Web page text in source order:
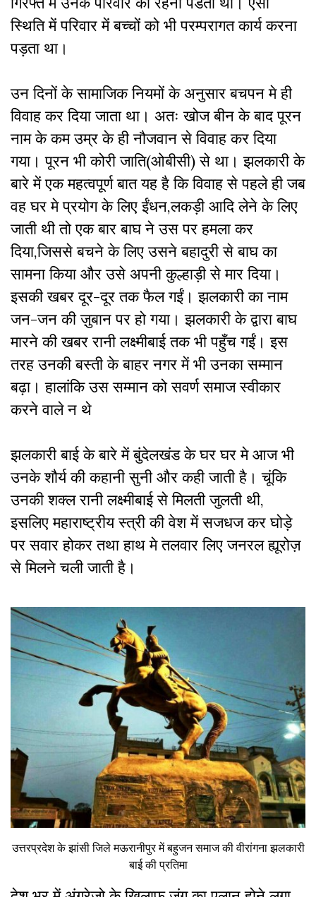
स्थिति में परिवार में बच्चों को भी परम्परागत कार्य करना
पड़ता था।
उन दिनों के सामाजिक नियमों के अनुसार बचपन मे ही
विवाह कर दिया जाता था। अतः खोज बीन के बाद पूरन
नाम के कम उम्र के ही नौजवान से विवाह कर दिया
गया। पूरन भी कोरी जाति(ओबीसी) से था। झलकारी के
बारे में एक महत्वपूर्ण बात यह है कि विवाह से पहले ही जब
वह घर मे प्रयोग के लिए ईंधन,लकड़ी आदि लेने के लिए
जाती थी तो एक बार बाघ ने उस पर हमला कर
दिया,जिससे बचने के लिए उसने बहादुरी से बाघ का
सामना किया और उसे अपनी कुल्हाड़ी से मार दिया।
इसकी खबर दूर-दूर तक फैल गईं। झलकारी का नाम
जन-जन की ज़ुबान पर हो गया। झलकारी के द्वारा बाघ
मारने की खबर रानी लक्ष्मीबाई तक भी पहुँच गईं। इस
तरह उनकी बस्ती के बाहर नगर में भी उनका सम्मान
बढ़ा। हालांकि उस सम्मान को सवर्ण समाज स्वीकार
करने वाले न थे
झलकारी बाई के बारे में बुंदेलखंड के घर घर मे आज भी
उनके शौर्य की कहानी सुनी और कही जाती है। चूंकि
उनकी शक्ल रानी लक्ष्मीबाई से मिलती जुलती थी,
इसलिए महाराष्ट्रीय स्त्री की वेश में सजधज कर घोड़े
पर सवार होकर तथा हाथ मे तलवार लिए जनरल ह्यूरोज़
से मिलने चली जाती है।
उत्तरप्रदेश के झांसी जिले मऊरानीपुर में बहुजन समाज की वीरांगना झलकारी
बाई की प्रतिमा